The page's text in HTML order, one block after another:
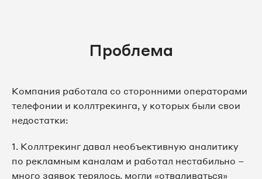
Проблема
Компания работала со сторонними операторами
телефонии и коллтрекинга, у которых были свои
недостатки:
1. Коллтрекинг давал необъективную аналитику
по рекламным каналам и работал нестабильно –
много заявок терялось, могли «отваливаться»